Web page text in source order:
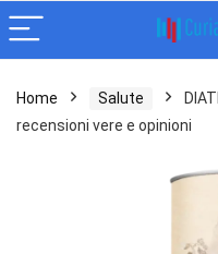
Home Salute
recensioni vere e opinioni